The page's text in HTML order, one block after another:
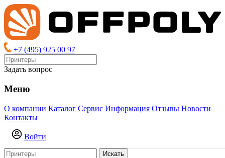
+7 (495) 925 00 97
Задать вопрос
Меню
О компании Каталог Сервис Информация Отзывы Новости
Контакты
Войти
Искать